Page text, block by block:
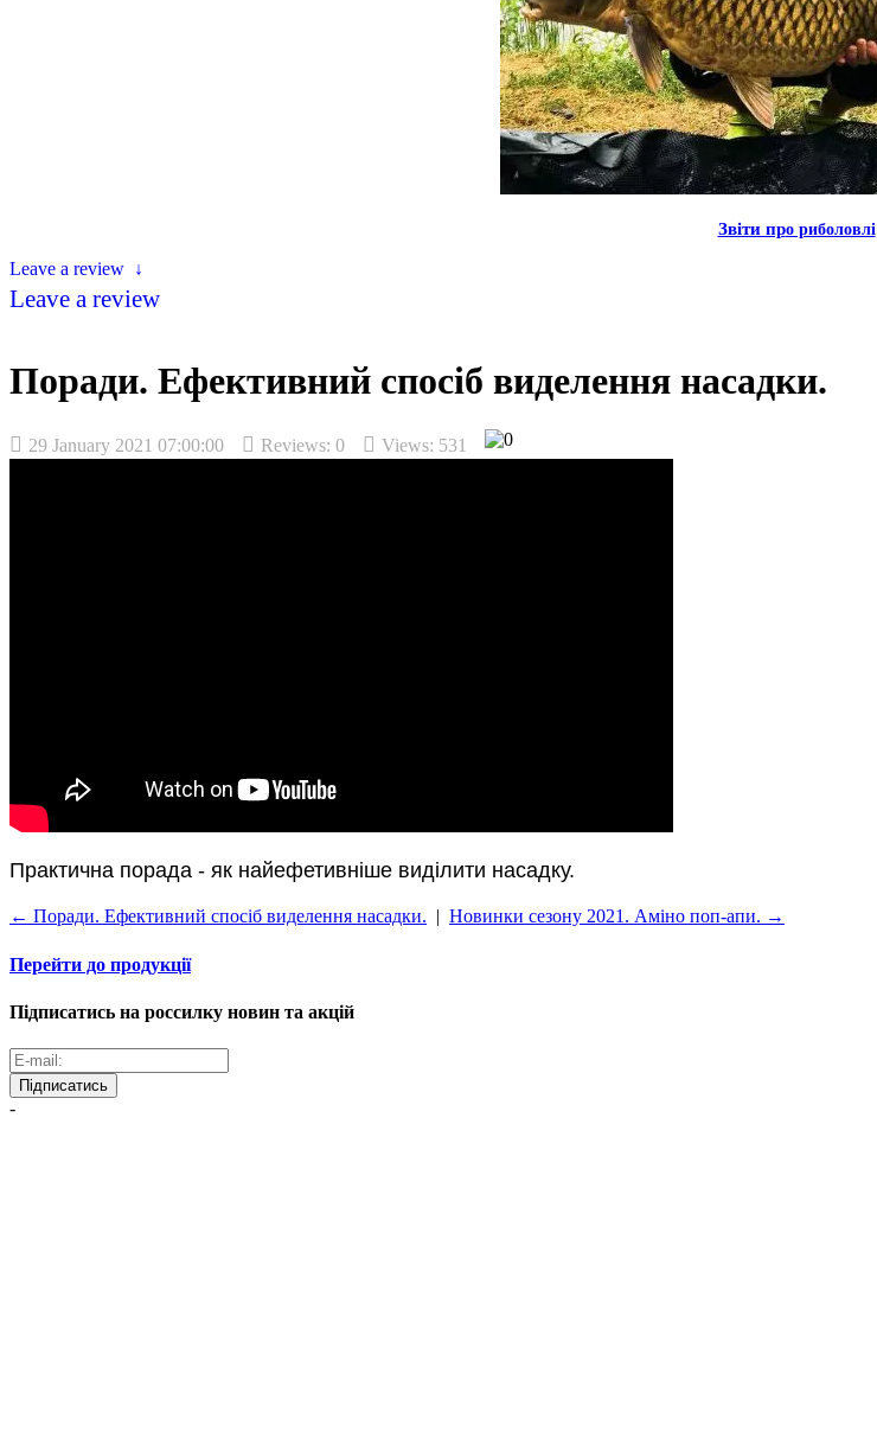
Звiти про риболовлi
Leave a review ↓
Leave a review
Поради. Ефективний спосiб виделення насадки.
29 January 2021 07:00:00 Reviews: 0 Views: 531
Практична порада - як найефетивнiше видiлити насадку.
← Поради. Ефективний спосiб виделення насадки. | Новинки сезону 2021. Амiно поп-апи. →
Перейти до продукції
Підписатись на россилку новин та акцій
Підписатись
-